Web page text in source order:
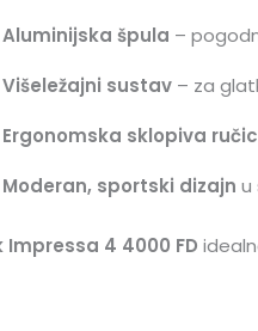
Aluminijska špula –
Višeležajni sustav – za
Ergonomska sklopiva
Moderan, sportski dizajn u
Impressa 4 4000 FD